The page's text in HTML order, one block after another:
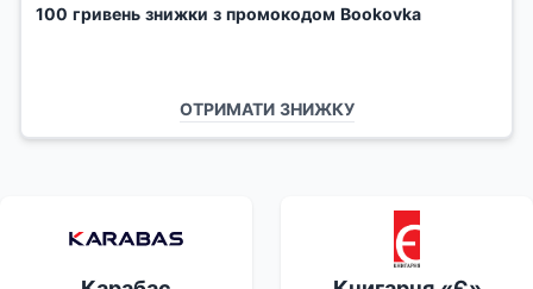
100 гривень знижки з промокодом Bookovka
ОТРИМАТИ ЗНИЖКУ